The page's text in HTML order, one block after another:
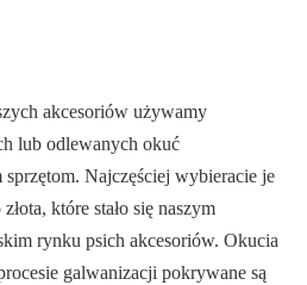
akcesoriów używamy
lub odlewanych okuć
Najczęściej wybieracie je
które stało się naszym
rynku psich akcesoriów. Okucia
galwanizacji pokrywane są